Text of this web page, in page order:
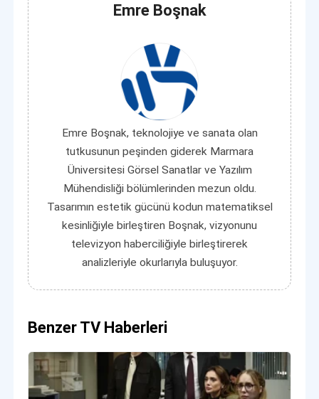
Emre Boşnak
Emre Boşnak, teknolojiye ve sanata olan
tutkusunun peşinden giderek Marmara
Üniversitesi Görsel Sanatlar ve Yazılım
Mühendisliği bölümlerinden mezun oldu.
Tasarımın estetik gücünü kodun matematiksel
kesinliğiyle birleştiren Boşnak, vizyonunu
televizyon haberciliğiyle birleştirerek
analizleriyle okurlarıyla buluşuyor.
Benzer TV Haberleri